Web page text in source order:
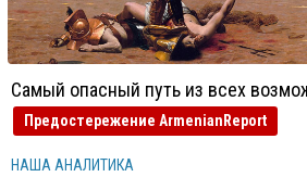
Самый опасный путь из всех
Предостережение ArmenianReport
НАША АНАЛИТИКА